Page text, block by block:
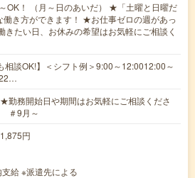
OK！ （月～日のあいだ） ★「土曜と日曜だ
働き方ができます！ ★お仕事ゼロの週があっ
きたい日、お休みの希望はお気軽にご相談く
相談OK!】＜シフト例＞9:00～12:0012:00～
務開始日や期間はお気軽にご相談くださ
＃9月～
円
給 ※派遣先による